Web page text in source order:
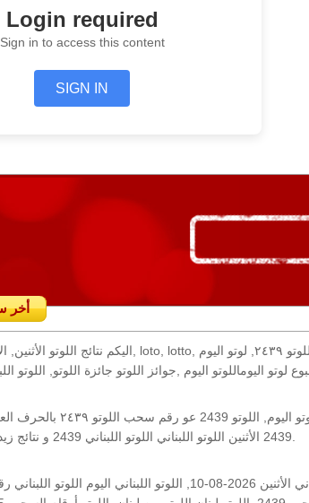
Login required
Sign in to access this content
SIGN IN
أخر سحب